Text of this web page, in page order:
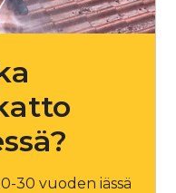
30 vuoden iässä